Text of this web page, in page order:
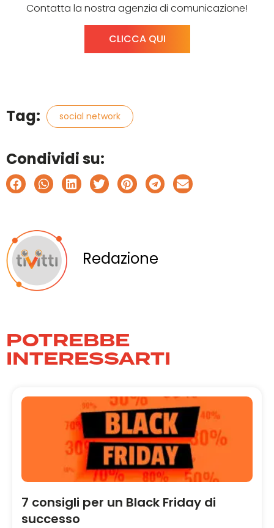
Contatta la nostra agenzia di comunicazione!
CLICCA QUI
Tag: social network
Condividi su:
Redazione
POTREBBE
INTERESSARTI
7 consigli per un Black Friday di
successo